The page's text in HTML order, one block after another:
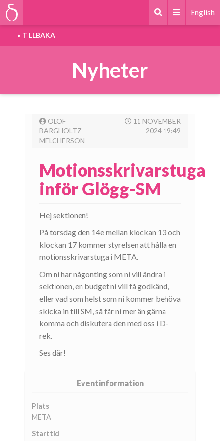
English
« TILLBAKA
Nyheter
OLOF
BARGHOLTZ
MELCHERSON
11 NOVEMBER
2024 19:49
Motionsskrivarstuga
inför Glögg-SM
Hej sektionen!
På torsdag den 14e mellan klockan 13 och
klockan 17 kommer styrelsen att hålla en
motionsskrivarstuga i META.
Om ni har någonting som ni vill ändra i
sektionen, en budget ni vill få godkänd,
eller vad som helst som ni kommer behöva
skicka in till SM, så får ni mer än gärna
komma och diskutera den med oss i D-
rek.
Ses där!
Eventinformation
Plats
META
Starttid